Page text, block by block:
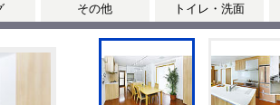
その他 トイレ・洗面